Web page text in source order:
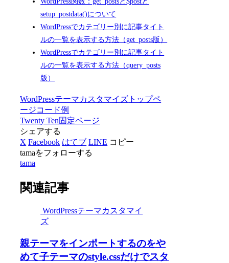
setup_postdata()について
WordPressでカテゴリー別に記事タイト
ルの一覧を表示する方法（get_posts版）
WordPressでカテゴリー別に記事タイト
ルの一覧を表示する方法（query_posts
版）
WordPressテーマカスタマイズ トップペ
ージコード例
Twenty Ten固定ページ
シェアする
X Facebook はてブ LINE コピー
tamaをフォローする
tama
関連記事
WordPressテーマカスタマイ
ズ
親テーマをインポートするのをや
めて子テーマのstyle.cssだけでスタ